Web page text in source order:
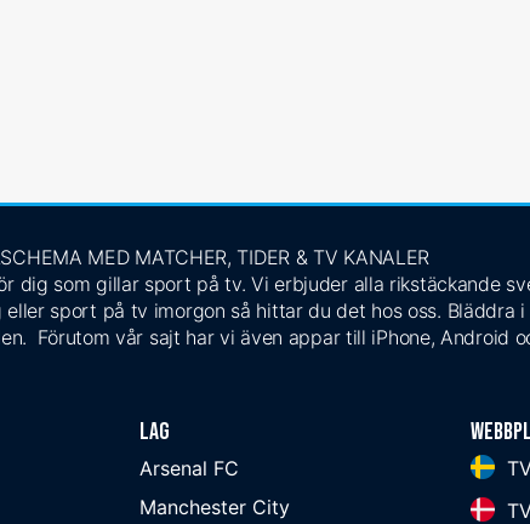
MED MATCHER, TIDER & TV KANALER
dig som gillar sport på tv. Vi erbjuder alla rikstäckande
sport på tv imorgon så hittar du det hos oss. Bläddra
Förutom vår sajt har vi även appar till iPhone, Android
Lag
Arsenal FC
Manchester City